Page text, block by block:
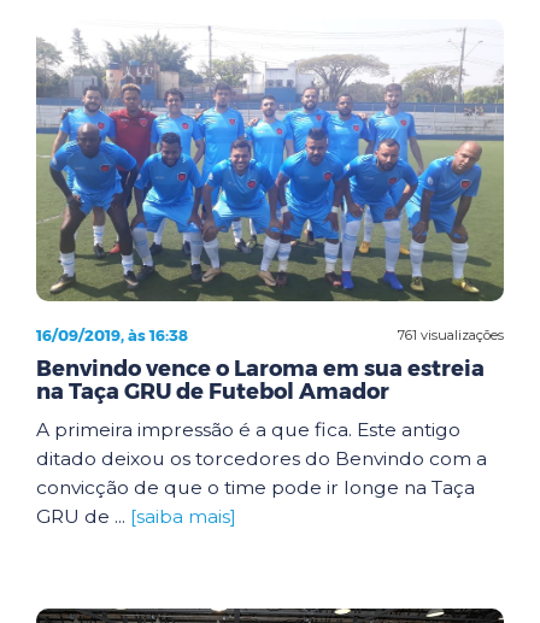
761 visualizações
16/09/2019, às 16:38
Benvindo vence o Laroma em sua estreia
na Taça GRU de Futebol Amador
A primeira impressão é a que fica. Este antigo
ditado deixou os torcedores do Benvindo com a
convicção de que o time pode ir longe na Taça
GRU de ... [saiba mais]